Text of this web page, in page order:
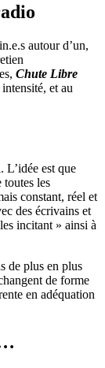
autour d’un,
Chute Libre
et au
L’idée est que
les
constant, réel et
des écrivains et
incitant » ainsi à
de plus en plus
de forme
en adéquation